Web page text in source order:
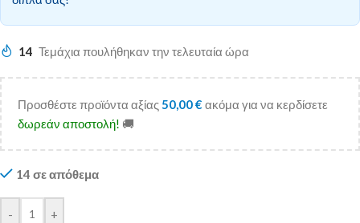
14 Τεμάχια πουλήθηκαν την τελευταία ώρα
Προσθέστε προϊόντα αξίας50,00€ ακόμα για να κερδίσετε
δωρεάν αποστολή! 🚚
14 σε απόθεμα
- +